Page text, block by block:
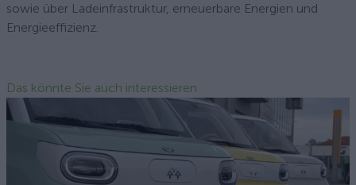
sowie über Ladeinfrastruktur, erneuerbare Energien und
Energieeffizienz.
Das könnte Sie auch interessieren